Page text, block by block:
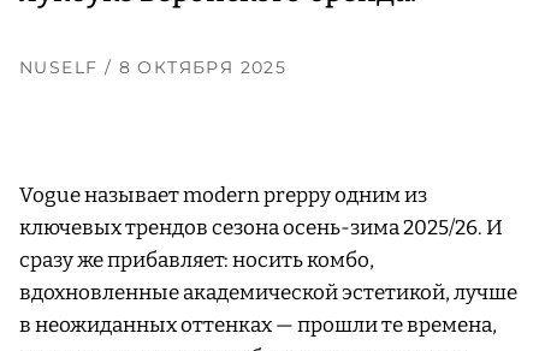
NUSELF / 8 ОКТЯБРЯ 2025
Vogue называет modern preppy одним из
ключевых трендов сезона осень-зима 2025/26. И
сразу же прибавляет: носить комбо,
вдохновленные академической эстетикой, лучше
в неожиданных оттенках — прошли те времена,